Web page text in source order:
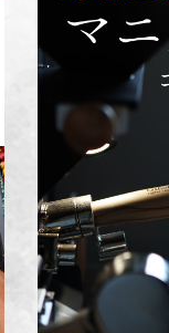
ホンジュラ
ス